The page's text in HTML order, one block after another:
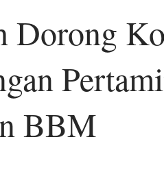
Dorong
BBM